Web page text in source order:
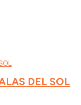
DEL SOL